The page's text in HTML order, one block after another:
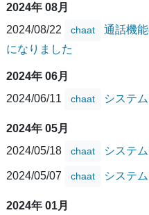
2024年 08月
2024/08/22
chaat
通話機
になりました
2024年 06月
2024/06/11
chaat システ
2024年 05月
2024/05/18
chaat システ
2024/05/07 chaat システ
2024年 01月